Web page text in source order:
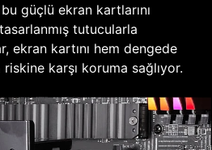
güçlü ekran kartlarını
tutucularla
ekran kartını hem dengede
karşı koruma sağlıyor.